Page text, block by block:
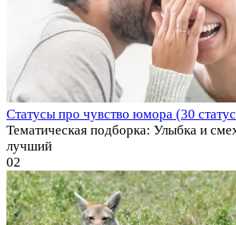
Статусы про чувство юмора (30
Тематическая подборка: Улыбка и
лучший
02